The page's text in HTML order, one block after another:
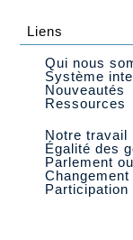
Liens
Qui nous
Système
Nouveautés
Ressources
Notre travail
Égalité des
Parlement
Participation